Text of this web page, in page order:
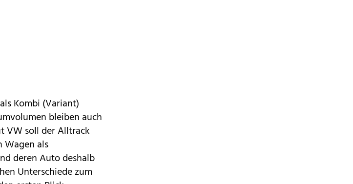
Kombi (Variant)
bleiben auch
VW soll der Alltrack
Wagen als
deren Auto deshalb
Unterschiede zum